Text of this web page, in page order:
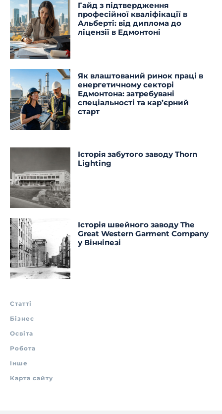
Гайд з підтвердження
професійної кваліфікації в
Альберті: від диплома до
ліцензії в Едмонтоні
Як влаштований ринок праці в
енергетичному секторі
Едмонтона: затребувані
спеціальності та кар’єрний
старт
Історія забутого заводу Thorn
Lighting
Історія швейного заводу The
Great Western Garment Company
у Вінніпезі
Статті
Бізнес
Освіта
Робота
Інше
Карта сайту